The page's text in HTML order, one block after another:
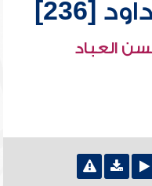
[236]
العباد